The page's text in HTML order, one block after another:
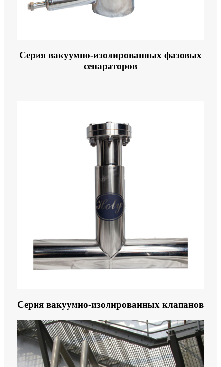
Серия вакуумно-изолированных фазовых
сепараторов
Серия вакуумно-изолированных клапанов